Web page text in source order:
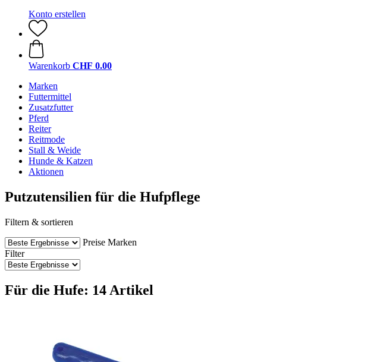
Konto erstellen
Warenkorb CHF 0.00
Marken
Futtermittel
Zusatzfutter
Pferd
Reiter
Reitmode
Stall & Weide
Hunde & Katzen
Aktionen
Putzutensilien für die Hufpflege
Filtern & sortieren
Preise Marken
Filter
Für die Hufe: 14 Artikel